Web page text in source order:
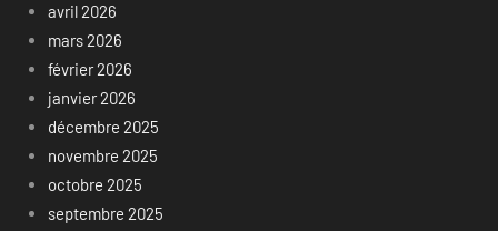
avril 2026
mars 2026
février 2026
janvier 2026
décembre 2025
novembre 2025
octobre 2025
septembre 2025